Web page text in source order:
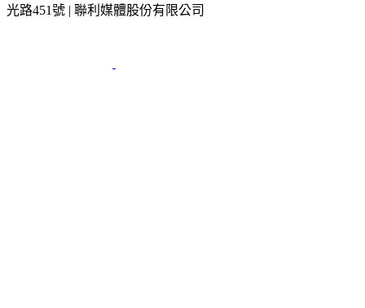
光路451號 | 聯利媒體股份有限公司